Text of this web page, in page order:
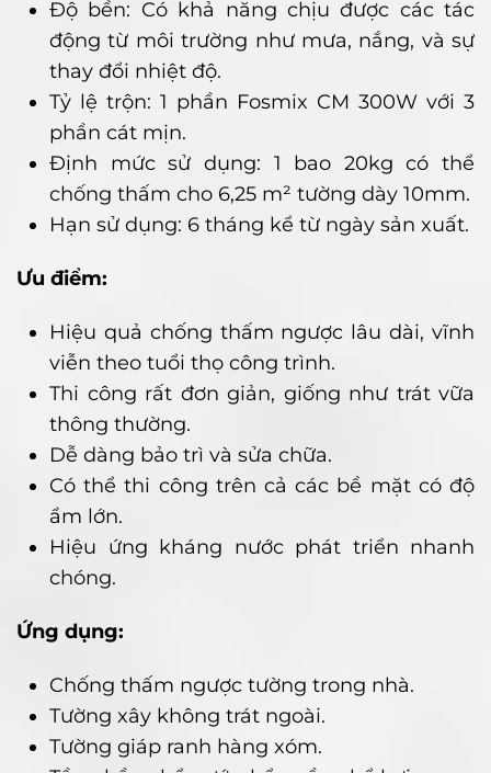
Độ bền: Có khả năng chịu được các tác
động từ môi trường như mưa, nắng, và sự
thay đổi nhiệt độ.
Tỷ lệ trộn: 1 phần Fosmix CM 300W với 3
phần cát mịn.
Định mức sử dụng: 1 bao 20kg có thể
chống thấm cho 6,25 m² tường dày 10mm.
Hạn sử dụng: 6 tháng kể từ ngày sản xuất.
Ưu điểm:
Hiệu quả chống thấm ngược lâu dài, vĩnh
viễn theo tuổi thọ công trình.
Thi công rất đơn giản, giống như trát vữa
thông thường.
Dễ dàng bảo trì và sửa chữa.
Có thể thi công trên cả các bề mặt có độ
ẩm lớn.
Hiệu ứng kháng nước phát triển nhanh
chóng.
Ứng dụng:
Chống thấm ngược tường trong nhà.
Tường xây không trát ngoài.
Tường giáp ranh hàng xóm.